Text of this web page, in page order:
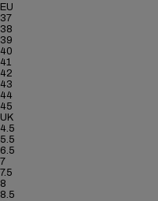
EU
37
38
39
40
41
42
43
44
45
UK
4.5
5.5
6.5
7
7.5
8
8.5